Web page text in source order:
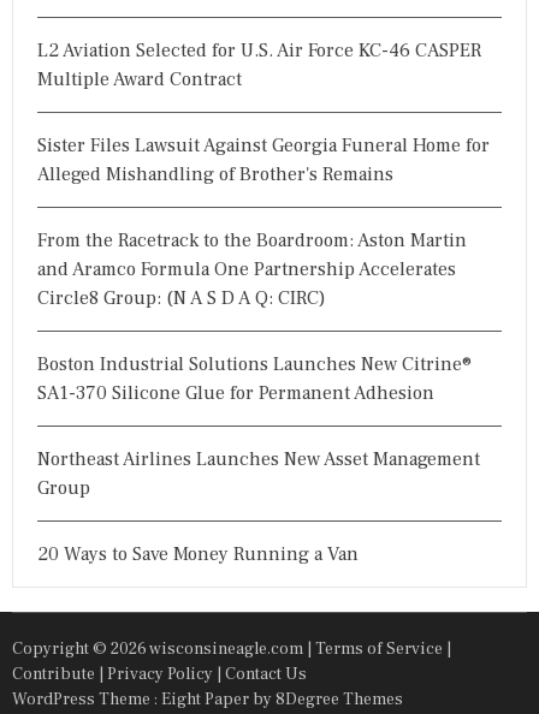
L2 Aviation Selected for U.S. Air Force KC-46 CASPER
Multiple Award Contract
Sister Files Lawsuit Against Georgia Funeral Home for
Alleged Mishandling of Brother's Remains
From the Racetrack to the Boardroom: Aston Martin
and Aramco Formula One Partnership Accelerates
Circle8 Group: (N A S D A Q: CIRC)
Boston Industrial Solutions Launches New Citrine®
SA1-370 Silicone Glue for Permanent Adhesion
Northeast Airlines Launches New Asset Management
Group
20 Ways to Save Money Running a Van
Copyright © 2026 wisconsineagle.com | Terms of Service |
Contribute | Privacy Policy | Contact Us
WordPress Theme : Eight Paper by 8Degree Themes